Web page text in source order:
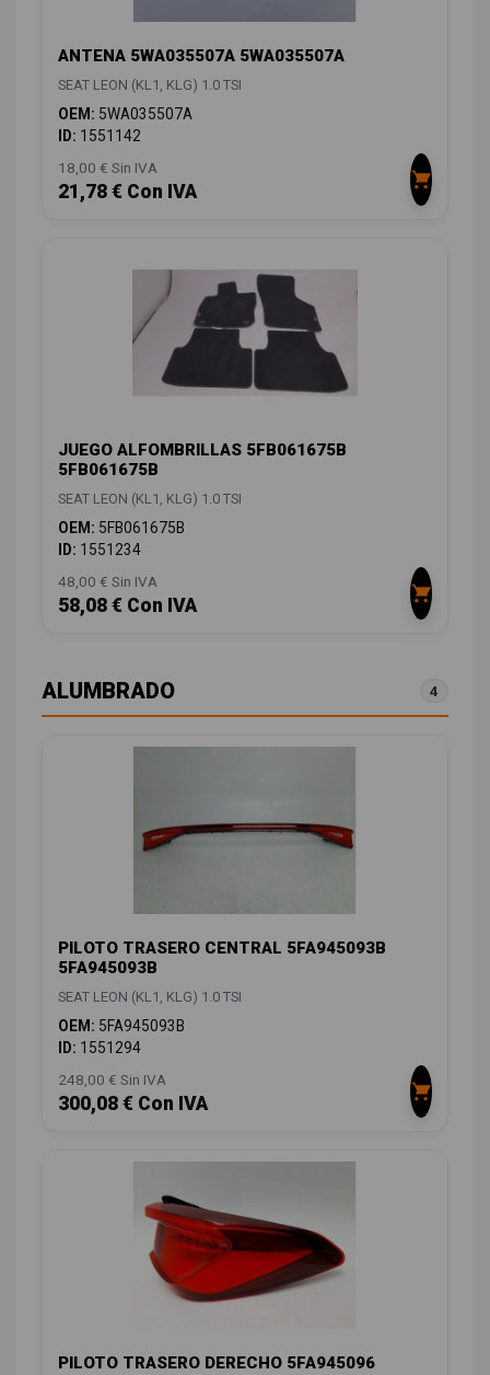
ANTENA 5WA035507A 5WA035507A
SEAT LEON (KL1, KLG) 1.0 TSI
OEM: 5WA035507A
ID: 1551142
18,00 € Sin IVA
21,78 € Con IVA
JUEGO ALFOMBRILLAS 5FB061675B
5FB061675B
SEAT LEON (KL1, KLG) 1.0 TSI
OEM: 5FB061675B
ID: 1551234
48,00 € Sin IVA
58,08 € Con IVA
ALUMBRADO 4
PILOTO TRASERO CENTRAL 5FA945093B
5FA945093B
SEAT LEON (KL1, KLG) 1.0 TSI
OEM: 5FA945093B
ID: 1551294
248,00 € Sin IVA
300,08 € Con IVA
PILOTO TRASERO DERECHO 5FA945096